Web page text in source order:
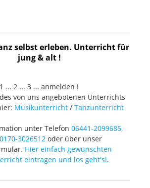
selbst erleben. Unterricht für
jung & alt !
1 ... 2 ... 3 ... anmelden !
von uns angebotenen Unterrichts
Musikunterricht/ Tanzunterricht
unter Telefon 06441-2099685,
0170-3026512oder über unser
Hier einfach gewünschten
eintragen und los geht's!.